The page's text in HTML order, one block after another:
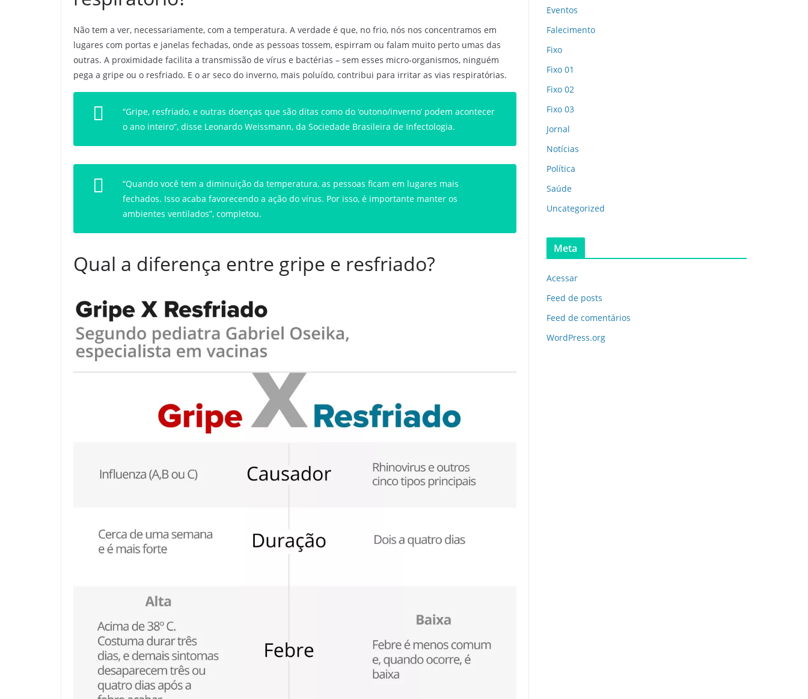
Não tem a ver, necessariamente, com a temperatura. A verdade é que, no frio, nós nos concentramos em
lugares com portas e janelas fechadas, onde as pessoas tossem, espirram ou falam muito perto umas das
outras. A proximidade facilita a transmissão de vírus e bactérias – sem esses micro-organismos, ninguém
pega a gripe ou o resfriado. E o ar seco do inverno, mais poluído, contribui para irritar as vias respiratórias.
“Gripe, resfriado, e outras doenças que são ditas como do ‘outono/inverno’ podem acontecer
o ano inteiro”, disse Leonardo Weissmann, da Sociedade Brasileira de Infectologia.
“Quando você tem a diminuição da temperatura, as pessoas ficam em lugares mais
fechados. Isso acaba favorecendo a ação do vírus. Por isso, é importante manter os
ambientes ventilados”, completou.
Qual a diferença entre gripe e resfriado?
v
o
s
Eventos
Falecimento
Fixo
Fixo 01
Fixo 02
Fixo 03
Jornal
Notícias
Política
Saúde
Uncategorized
Meta
Acessar
Feed de posts
Feed de comentários
WordPress.org